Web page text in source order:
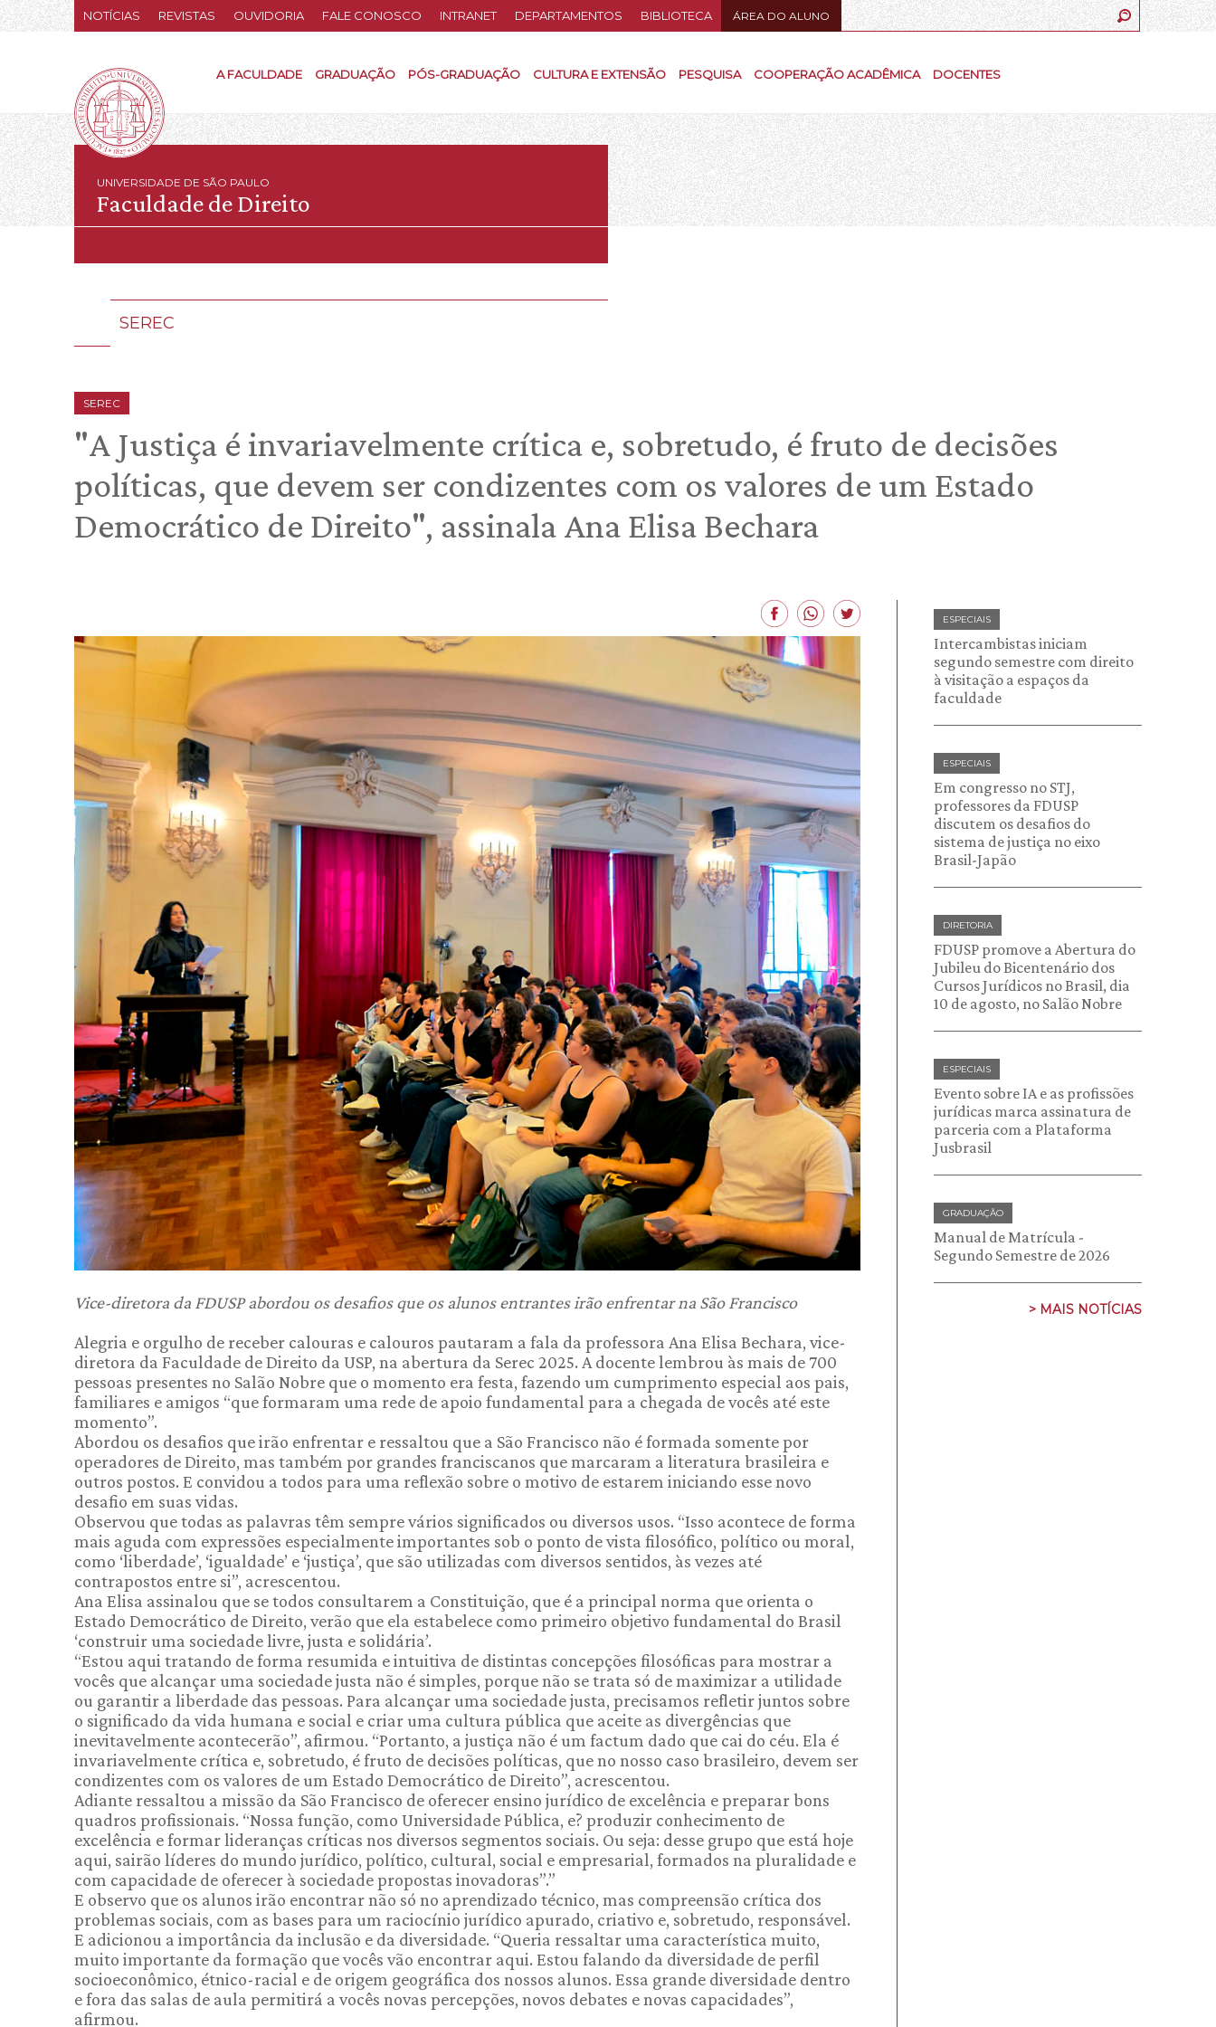
NOTÍCIAS REVISTAS OUVIDORIA FALE CONOSCO INTRANET DEPARTAMENTOS BIBLIOTECA ÁREA DO ALUNO
A FACULDADE GRADUAÇÃO PÓS-GRADUAÇÃO CULTURA E EXTENSÃO PESQUISA COOPERAÇÃO ACADÊMICA DOCENTES
UNIVERSIDADE DE SÃO PAULO
Faculdade de Direito
SEREC
SEREC
"A Justiça é invariavelmente crítica e, sobretudo, é fruto de decisões
políticas, que devem ser condizentes com os valores de um Estado
Democrático de Direito", assinala Ana Elisa Bechara
Vice-diretora da FDUSP abordou os desafios que os alunos entrantes irão enfrentar na São Francisco
Alegria e orgulho de receber calouras e calouros pautaram a fala da professora Ana Elisa Bechara, vice-
diretora da Faculdade de Direito da USP, na abertura da Serec 2025. A docente lembrou às mais de 700
pessoas presentes no Salão Nobre que o momento era festa, fazendo um cumprimento especial aos pais,
familiares e amigos “que formaram uma rede de apoio fundamental para a chegada de vocês até este
momento”.
Abordou os desafios que irão enfrentar e ressaltou que a São Francisco não é formada somente por
operadores de Direito, mas também por grandes franciscanos que marcaram a literatura brasileira e
outros postos. E convidou a todos para uma reflexão sobre o motivo de estarem iniciando esse novo
desafio em suas vidas.
Observou que todas as palavras têm sempre vários significados ou diversos usos. “Isso acontece de forma
mais aguda com expressões especialmente importantes sob o ponto de vista filosófico, político ou moral,
como ‘liberdade’, ‘igualdade’ e ‘justiça’, que são utilizadas com diversos sentidos, às vezes até
contrapostos entre si”, acrescentou.
Ana Elisa assinalou que se todos consultarem a Constituição, que é a principal norma que orienta o
Estado Democrático de Direito, verão que ela estabelece como primeiro objetivo fundamental do Brasil
‘construir uma sociedade livre, justa e solidária’.
“Estou aqui tratando de forma resumida e intuitiva de distintas concepções filosóficas para mostrar a
vocês que alcançar uma sociedade justa não é simples, porque não se trata só de maximizar a utilidade
ou garantir a liberdade das pessoas. Para alcançar uma sociedade justa, precisamos refletir juntos sobre
o significado da vida humana e social e criar uma cultura pública que aceite as divergências que
inevitavelmente acontecerão”, afirmou. “Portanto, a justiça não é um factum dado que cai do céu. Ela é
invariavelmente crítica e, sobretudo, é fruto de decisões políticas, que no nosso caso brasileiro, devem ser
condizentes com os valores de um Estado Democrático de Direito”, acrescentou.
Adiante ressaltou a missão da São Francisco de oferecer ensino jurídico de excelência e preparar bons
quadros profissionais. “Nossa função, como Universidade Pública, e? produzir conhecimento de
excelência e formar lideranças críticas nos diversos segmentos sociais. Ou seja: desse grupo que está hoje
aqui, sairão líderes do mundo jurídico, político, cultural, social e empresarial, formados na pluralidade e
com capacidade de oferecer à sociedade propostas inovadoras”.”
E observo que os alunos irão encontrar não só no aprendizado técnico, mas compreensão crítica dos
problemas sociais, com as bases para um raciocínio jurídico apurado, criativo e, sobretudo, responsável.
E adicionou a importância da inclusão e da diversidade. “Queria ressaltar uma característica muito,
muito importante da formação que vocês vão encontrar aqui. Estou falando da diversidade de perfil
socioeconômico, étnico-racial e de origem geográfica dos nossos alunos. Essa grande diversidade dentro
e fora das salas de aula permitirá a vocês novas percepções, novos debates e novas capacidades”,
afirmou.
ESPECIAIS
Intercambistas iniciam
segundo semestre com direito
à visitação a espaços da
faculdade
ESPECIAIS
Em congresso no STJ,
professores da FDUSP
discutem os desafios do
sistema de justiça no eixo
Brasil-Japão
DIRETORIA
FDUSP promove a Abertura do
Jubileu do Bicentenário dos
Cursos Jurídicos no Brasil, dia
10 de agosto, no Salão Nobre
ESPECIAIS
Evento sobre IA e as profissões
jurídicas marca assinatura de
parceria com a Plataforma
Jusbrasil
GRADUAÇÃO
Manual de Matrícula -
Segundo Semestre de 2026
> MAIS NOTÍCIAS